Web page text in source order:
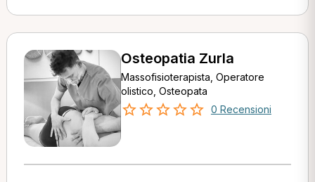
Osteopatia Zurla
Massofisioterapista, Operatore
olistico, Osteopata
0 Recensioni